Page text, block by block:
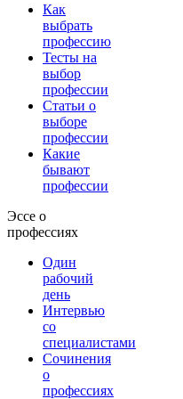
Как
выбрать
профессию
Тесты на
выбор
профессии
Статьи о
выборе
профессии
Какие
бывают
профессии
Эссе о
профессиях
Один
рабочий
день
Интервью
со
специалистами
Сочинения
о
профессиях